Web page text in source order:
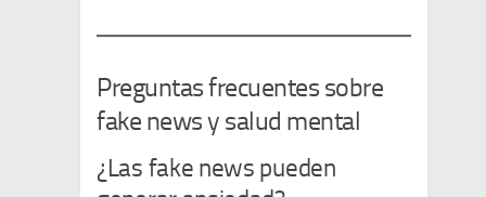
Preguntas frecuentes sobre
fake news y salud mental
¿Las fake news pueden